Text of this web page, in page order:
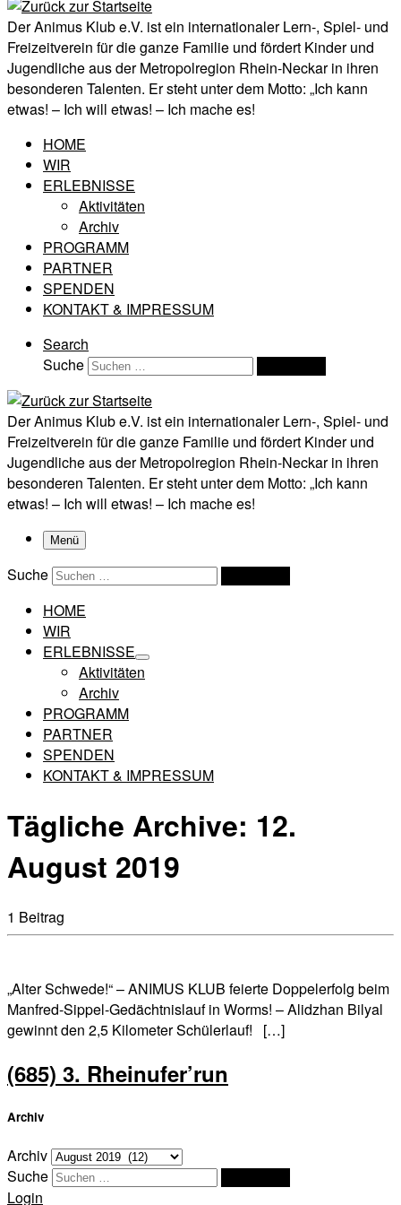
Der Animus Klub e.V. ist ein internationaler Lern-, Spiel- und
Freizeitverein für die ganze Familie und fördert Kinder und
Jugendliche aus der Metropolregion Rhein-Neckar in ihren
besonderen Talenten. Er steht unter dem Motto: „Ich kann
etwas! – Ich will etwas! – Ich mache es!
HOME
WIR
ERLEBNISSE
Aktivitäten
Archiv
PROGRAMM
PARTNER
SPENDEN
KONTAKT & IMPRESSUM
Search
Suche
Der Animus Klub e.V. ist ein internationaler Lern-, Spiel- und
Freizeitverein für die ganze Familie und fördert Kinder und
Jugendliche aus der Metropolregion Rhein-Neckar in ihren
besonderen Talenten. Er steht unter dem Motto: „Ich kann
etwas! – Ich will etwas! – Ich mache es!
Menü
Suche
HOME
WIR
ERLEBNISSE
Aktivitäten
Archiv
PROGRAMM
PARTNER
SPENDEN
KONTAKT & IMPRESSUM
Tägliche Archive: 12.
August 2019
1 Beitrag
„Alter Schwede!“ – ANIMUS KLUB feierte Doppelerfolg beim
Manfred-Sippel-Gedächtnislauf in Worms! – Alidzhan Bilyal
gewinnt den 2,5 Kilometer Schülerlauf! […]
(685) 3. Rheinufer’run
Archiv
Archiv
Suche
Login